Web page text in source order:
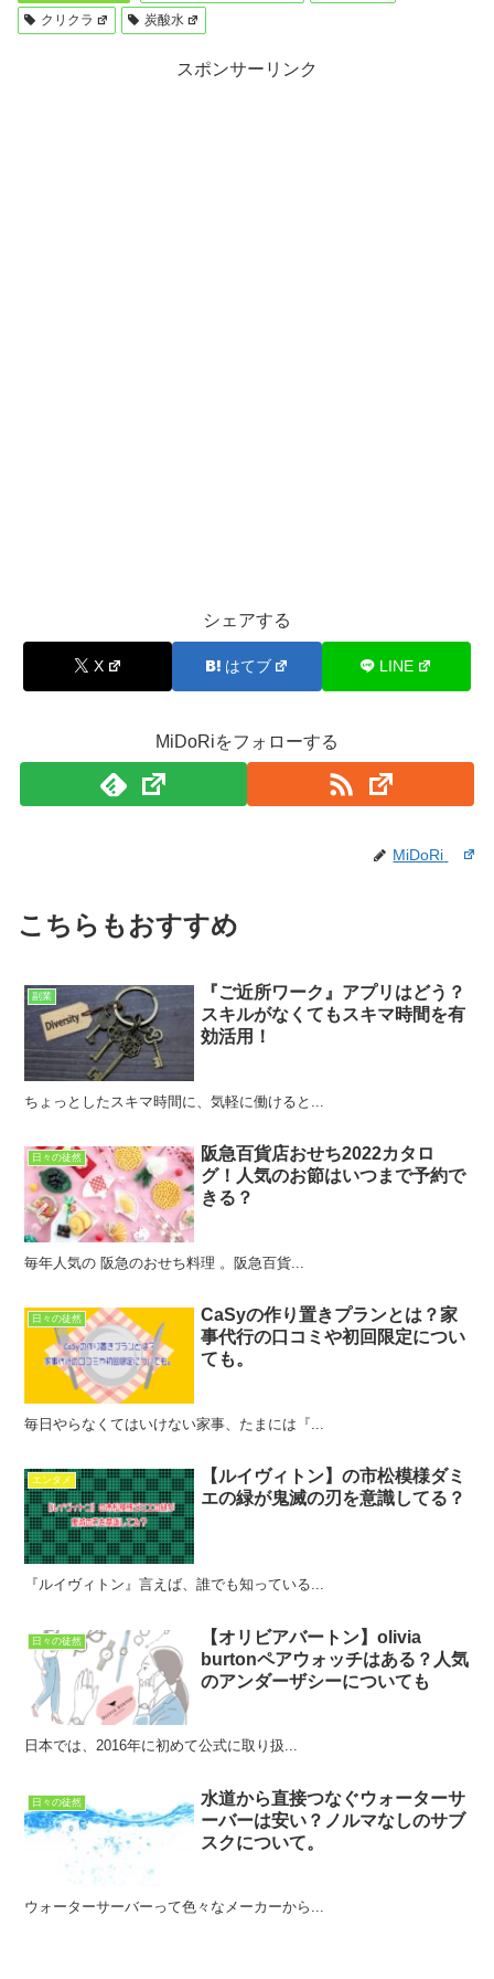
クリクラ 炭酸水
スポンサーリンク
シェアする
X はてブ LINE
MiDoRiをフォローする
MiDoRi
こちらもおすすめ
副業
『ご近所ワーク』アプリはどう？
スキルがなくてもスキマ時間を有
効活用！
ちょっとしたスキマ時間に、気軽に働けると...
日々の徒然
阪急百貨店おせち2022カタロ
グ！人気のお節はいつまで予約で
きる？
毎年人気の 阪急のおせち料理 。阪急百貨...
日々の徒然
CaSyの作り置きプランとは？家
事代行の口コミや初回限定につい
ても。
毎日やらなくてはいけない家事、たまには『...
エンタメ
【ルイヴィトン】の市松模様ダミ
エの緑が鬼滅の刃を意識してる？
『ルイヴィトン』言えば、誰でも知っている...
日々の徒然
【オリビアバートン】olivia
burtonペアウォッチはある？人気
のアンダーザシーについても
日本では、2016年に初めて公式に取り扱...
日々の徒然
水道から直接つなぐウォーターサ
ーバーは安い？ノルマなしのサブ
スクについて。
ウォーターサーバーって色々なメーカーから...